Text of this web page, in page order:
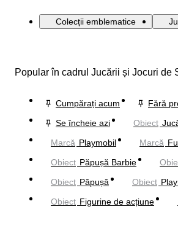
Colecții emblematice
Popular în cadrul Jucării și Jocuri de
Cumpărați acum
Fără
Se încheie azi
Obiect
Marcă Playmobil Marcă
Obiect Păpușă Barbie
Obiect Păpușă Obiect
Obiect Figurine de acțiune